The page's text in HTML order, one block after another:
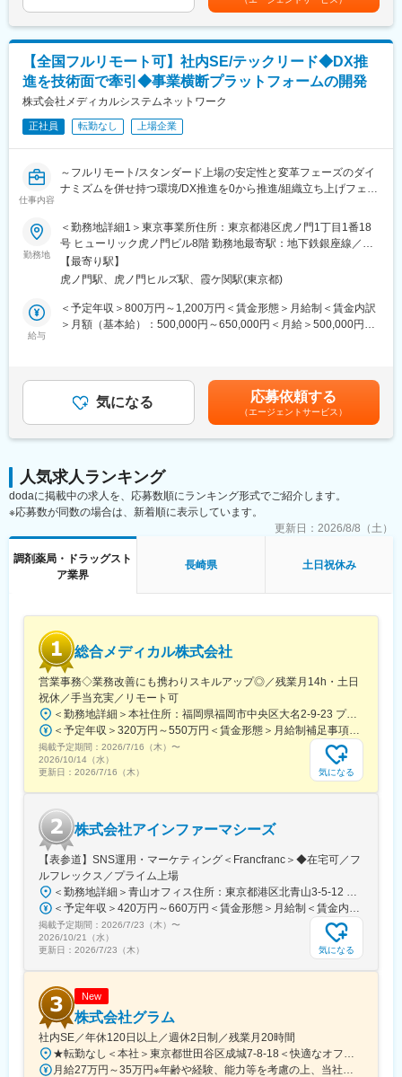
◎Slack、Notion、GitHub、Google Workspace等を活用。リモー
トでの情報共有・プロジェクト推進を実施。
変更の範囲：会社の定める業務
医薬品ネットワーク加盟店(約10,000店舗)のシステム運用・開発
提案、コスト見積もり、要件定義～運用まで経験やスキルに応じ
て業務をお任せしていきます。
さらなるマネジメント業務や、PMのスペシャリストとして業務を
極めて頂くことも可能です。
■組織構成：
システム本部は59名で構成されており、年齢も20代～50代まで幅
■キャリアパス：
アップや、スペシャリストとして業務を極めていっていただくこ
とも可能です。
■魅力：
担する等、エンジニアの就業環境をサポートする体制が整ってい
ます。
業・給食事業・訪問介護事業等、地域の「医・食・住」のインフ
ラとして
地域住民の健康を支えるトータルサービス事業を展開していま
す。地域に根差した医療サービスの提供を目指し、医薬連携によ
医療・サービスの提供を行っております。
調剤薬局事業では全国472店舗を展開、医薬品ネットワーク加盟
件数は47都道府県で約11,678件（2025年11月末）を全国各地で
事業を展開しています。
■就業環境：
残業は月平均15時間程度なので、ワークライフバランスを重視す
も実現可能です。
産休・育休取得後の復帰率も約98％など、高い定着率が特徴で、
長期的な就業が可能です。
変更の範囲：会社の定める業務
【全国フルリモート可】社内SE/テックリード◆DX推
進を技術面で牽引◆事業横断プラットフォームの開発
株式会社メディカルシステムネットワーク
正社員 転勤なし 上場企業
仕事内容
～フルリモート/スタンダード上場の安定性と変革フェーズのダイ
ナミズムを併せ持つ環境/DX推進を0から推進/組織立ち上げフェー
■概要
メディカルシステムネットワークでは、顧客データ・顧客接点・
データ活用を統合する「共通基盤システム」を構築するため、開
発チームを新規に立ち上げました。
グループ内には多様な事業（薬局、物流、医薬品製造販売、薬局
DX）が存在していますが、それぞれの顧客データや接点が最適化
しきれていない課題があります。これらを統合し、ポータルサイ
この巨大構想を、AWSを中心としたモダンなアーキテクチャで形
にし、技術選定から実装を泥臭く、かつ戦略的に主導いただける
テックリードを募集します。ゆくゆくは開発リーダー・開発部長
・AWSベースの新規システム、データ連携基盤の設計・構築
・Salesforceを軸とした顧客データ管理の設計・意思決定
・マイクロサービス/モジュラーモノリスなどのアーキテクチャ選
・ベンダーコントロール、開発プロセス（CI/CD, IaC）の改善
・バックエンド/フロントエンドの実装（自ら手を動かす実装含
Backend: Python
Frontend: React (SPA)
Infrastructure: AWS
Tools: Salesforce
Data：DWH/BI（Radshift/Quicksight)
■所属組織
2025年7月に発足したDX推進部には3名が在籍。（部長1名、PM2
名/40代）PMと横並びの立場で開発リードいただきたいと考えて
ェーズでのDX推進や組織立ち上げに興味をお持ちの方をお待ちし
ています。
■働きやすい環境
フルリモート可能。関東近郊・札幌市内にお住まいの場合、対面
コミュニケーションが必要な場合や参画初期で出社頂く可能性が
あります。子育てと両立して活躍している社員もおり、柔軟な働
き方が可能です。
勤務地
＜勤務地詳細1＞東京事業所住所：東京都港区虎ノ門1丁目1番18
号 ヒューリック虎ノ門ビル8階 勤務地最寄駅：地下鉄銀座線／虎
ノ門駅受動喫煙対策：屋内全面禁煙＜勤務地詳細2＞全国（ご自宅
からのフルリモート中心）住所：支社・支店／全国各地 受動喫煙
トワーク含む）
【最寄り駅】
虎ノ門駅、虎ノ門ヒルズ駅、霞ケ関駅(東京都)
給与
＜予定年収＞800万円～1,200万円＜賃金形態＞月給制＜賃金内訳
＞月額（基本給）：500,000円～650,000円＜月給＞500,000円～
し決定致します。※賞与：年2回支給（合計3か月分支給）賃金は
あくまでも目安の金額であり、選考を通じて上下する可能性があ
ります。月給(月額)は固定手当を含めた表記です。
気になる 応募依頼する
（エージェントサービス）
人気求人ランキング
dodaに掲載中の求人を、応募数順にランキング形式でご紹介します。
※応募数が同数の場合は、新着順に表示しています。
更新日： 2026/8/8（土）
調剤薬局・ドラッグスト
ア業界
長崎県 土日祝休み
総合メディカル株式会社
営業事務◇業務改善にも携わりスキルアップ◎／残業月14h・土日
祝休／手当充実／リモート可
＜勤務地詳細＞本社住所：福岡県福岡市中央区大名2-9-23 プリオ福岡ビル勤務地最寄駅：地下鉄空港線／天神駅受動喫煙対策：屋内全面禁煙変更の範囲：会社の定める事業所
＜予定年収＞320万円～550万円＜賃金形態＞月給制補足事項なし＜賃金内訳＞月額（基本給）：200,000円～246,000円その他固定手当/月：20,000円～110,000円＜月給＞220,000円～356,000円＜昇給有無＞有＜残業手当＞有＜給与補足＞※実際の年収は面談・面接後に経歴や能力に応じて決定します※求人票の想定年収に当てはまらないケースも発生する可能性があります賞与年2回（2025年度実績4.4ヶ月）、昇給年1回住宅補助手当、家族手当、残業手当、休日出勤手当など賃金はあくまでも目安の金額であり、選考を通じて上下する可能性があります。月給(月額)は固定手当を含めた表記です。
掲載予定期間： 2026/7/16（木） 〜
2026/10/14（水）
更新日： 2026/7/16（木） 気になる
株式会社アインファーマシーズ
【表参道】SNS運用・マーケティング＜Francfranc＞◆在宅可／フ
ルフレックス／プライム上場
＜勤務地詳細＞青山オフィス住所：東京都港区北青山3-5-12 青山クリスタルビルB1勤務地最寄駅：各線／表参道駅受動喫煙対策：屋内全面禁煙変更の範囲：会社の定める事業所
＜予定年収＞420万円～660万円＜賃金形態＞月給制＜賃金内訳＞月額（基本給）：260,000円～340,000円＜月給＞260,000円～340,000円＜昇給有無＞有＜残業手当＞有＜給与補足＞※上記年収には標準業績時の賞与および月20時間分の残業手当を含む賃金はあくまでも目安の金額であり、選考を通じて上下する可能性があります。月給(月額)は固定手当を含めた表記です。
掲載予定期間： 2026/7/23（木） 〜
2026/10/21（水）
更新日： 2026/7/23（木） 気になる
New
株式会社グラム
社内SE／年休120日以上／週休2日制／残業月20時間
★転勤なし＜本社＞東京都世田谷区成城7-8-18＜快適なオフィスも魅力！＞別荘みたいで解放感もあり、居心地抜群のオフィスです！※屋内全面禁煙
月給27万円～35万円※年齢や経験、能力等を考慮の上、当社規定により決定・優遇いたします。※残業代は別途全額支給。